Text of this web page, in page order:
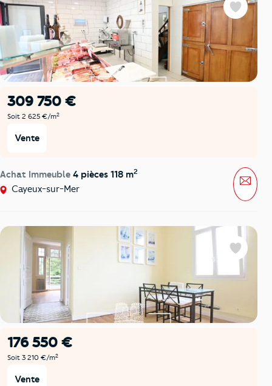
309 750 €
Soit 2 625 €/m2
Vente
Achat Immeuble 4 pièces 118 m2
Cayeux-sur-Mer
Favoris
176 550 €
Soit 3 210 €/m2
Vente
Favoris